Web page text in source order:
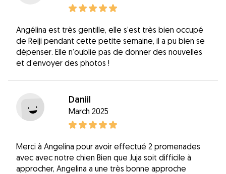
Angélina est très gentille, elle s’est très bien occupé
de Reiji pendant cette petite semaine, il a pu bien se
dépenser. Elle n’oublie pas de donner des nouvelles
et d’envoyer des photos !
Daniil
March 2025
Merci à Angelina pour avoir effectué 2 promenades
avec avec notre chien Bien que Juja soit difficile à
approcher, Angelina a une très bonne approche